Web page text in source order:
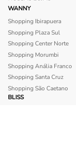
WANNY
Shopping Ibirapuera
Shopping Plaza Sul
Shopping Center Norte
Shopping Morumbi
Shopping Anália Franco
Shopping Santa Cruz
Shopping São Caetano
BLISS